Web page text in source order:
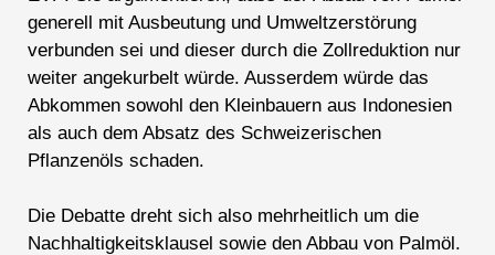
generell mit Ausbeutung und Umweltzerstörung
verbunden sei und dieser durch die Zollreduktion nur
weiter angekurbelt würde. Ausserdem würde das
Abkommen sowohl den Kleinbauern aus Indonesien
als auch dem Absatz des Schweizerischen
Pflanzenöls schaden.
Die Debatte dreht sich also mehrheitlich um die
Nachhaltigkeitsklausel sowie den Abbau von Palmöl.